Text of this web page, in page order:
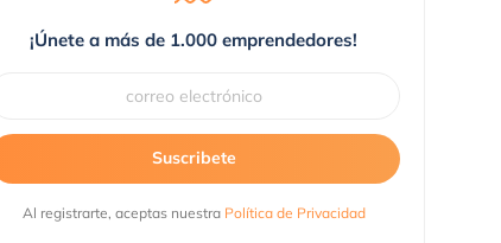
¡Únete a más de 1.000 emprendedores!
Suscribete
Al registrarte, aceptas nuestra Política de Privacidad